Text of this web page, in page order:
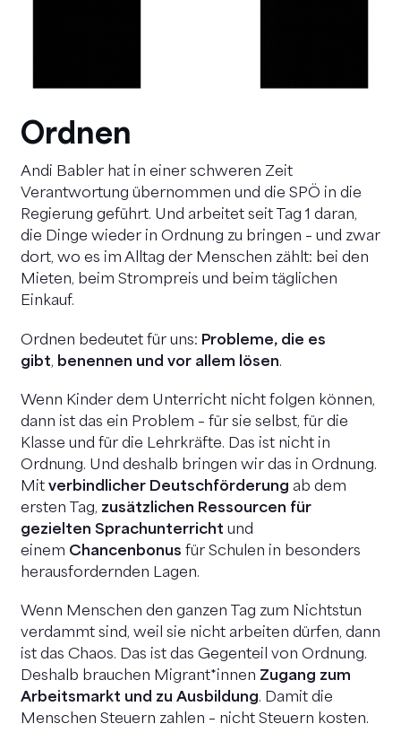
Ordnen
Andi Babler hat in einer schweren Zeit
Verantwortung übernommen und die SPÖ in die
Regierung geführt. Und arbeitet seit Tag 1 daran,
die Dinge wieder in Ordnung zu bringen – und zwar
dort, wo es im Alltag der Menschen zählt: bei den
Mieten, beim Strompreis und beim täglichen
Einkauf.
Ordnen bedeutet für uns: Probleme, die es
gibt, benennen und vor allem lösen.
Wenn Kinder dem Unterricht nicht folgen können,
dann ist das ein Problem – für sie selbst, für die
Klasse und für die Lehrkräfte. Das ist nicht in
Ordnung. Und deshalb bringen wir das in Ordnung.
Mit verbindlicher Deutschförderung ab dem
ersten Tag, zusätzlichen Ressourcen für
gezielten Sprachunterricht und
einem Chancenbonus für Schulen in besonders
herausfordernden Lagen.
Wenn Menschen den ganzen Tag zum Nichtstun
verdammt sind, weil sie nicht arbeiten dürfen, dann
ist das Chaos. Das ist das Gegenteil von Ordnung.
Deshalb brauchen Migrant*innen Zugang zum
Arbeitsmarkt und zu Ausbildung. Damit die
Menschen Steuern zahlen – nicht Steuern kosten.